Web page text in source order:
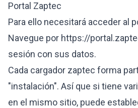
Portal Zaptec
Para ello necesitará acceder al
Navegue por https://
sesión con sus datos.
Cada cargador zaptec forma
"instalación". Así que si tiene
en el mismo sitio, puede